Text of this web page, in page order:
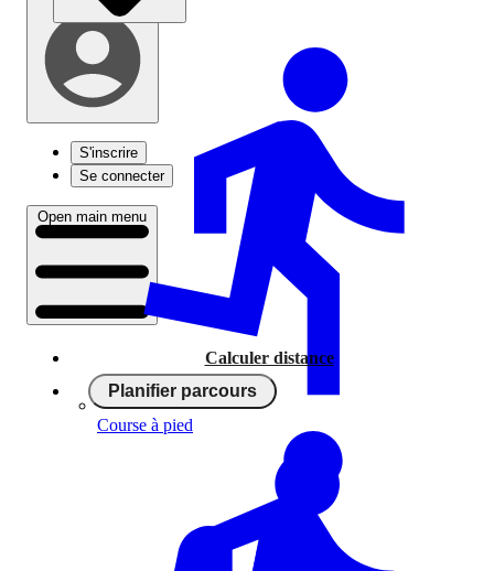
S'inscrire
Se connecter
Open main menu
Calculer distance
Planifier parcours
Course à pied